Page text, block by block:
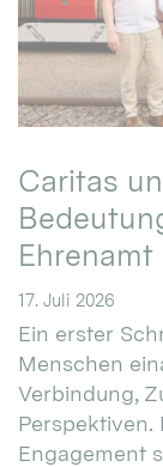
Caritas
17. Juli 2026
Ein erster
Menschen
Verbindung,
Perspektiven.
Engagement